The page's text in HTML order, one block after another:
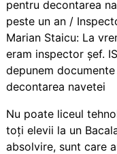
pentru decontarea
peste un an /
Marian Staicu: La
eram inspector șef.
depunem
decontarea navetei
Nu poate liceul
toți elevii la un
absolvire, sunt care